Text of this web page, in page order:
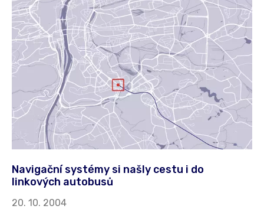
Navigační systémy si našly cestu i do
linkových autobusů
20. 10. 2004